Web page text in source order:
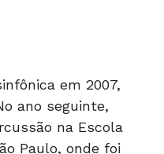
em 2007,
ano seguinte,
na Escola
Paulo, onde foi